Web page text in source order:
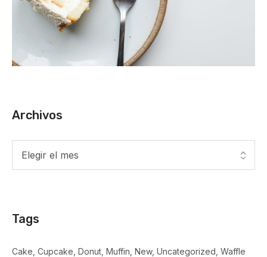
Archivos
Tags
Cake Cupcake Donut Muffin New Uncategorized Waffle